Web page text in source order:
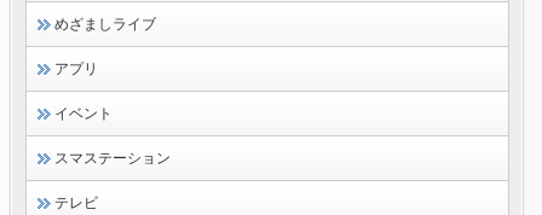
めざましライブ
アプリ
イベント
スマステーション
テレビ